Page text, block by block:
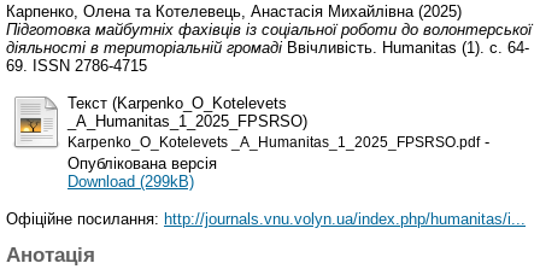
Карпенко, Олена та Котелевець, Анастасія Михайлівна (2025)
Підготовка майбутніх фахівців із соціальної роботи до волонтерської
діяльності в територіальній громаді Ввічливість. Humanitas (1). с. 64-
69. ISSN 2786-4715
Текст (Karpenko_O_Kotelevets
_A_Humanitas_1_2025_FPSRSO)
Karpenko_O_Kotelevets _A_Humanitas_1_2025_FPSRSO.pdf-
Опублікована версія
Download (299kB)
Офіційне посилання: http://journals.vnu.volyn.ua/index.php/humanitas/i...
Анотація